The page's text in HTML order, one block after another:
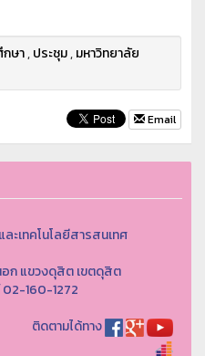
ษา,ประชุม,มหาวิทยาลัย
Email
ะเทคโนโลยีสารสนเทศ
อก แขวงดุสิต เขตดุสิต
160-1272
ติดตามได้ทาง